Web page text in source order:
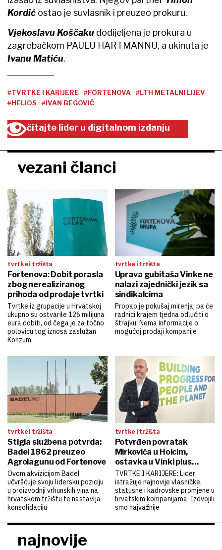
Kordić ostao je suvlasnik i preuzeo prokuru.
Vjekoslavu Koščaku dodijeljena je prokura u
zagrebačkom PAULU HARTMANNU, a ukinuta je
Ivanu Matiću.
#TVRTKE I KARIJERE #FORTENOVA
#LTH METALNI LIJEV
#HELIOS
#IVAN BEGOVIĆ
čitajte lider u digitalnom izdanju
vezani članci
tvrtke i tržišta
Fortenova: Dobit porasla
zbog nerealiziranog
prihoda od prodaje tvrtki
Tvrtke iz grupacije u Hrvatskoj
ukupno su ostvarile 126 milijuna
eura dobiti, od čega je za točno
polovicu tog iznosa zaslužan
Konzum
tvrtke i tržišta
Uprava gubitaša Vinke ne
nalazi zajednički jezik sa
sindikalcima
Propao je pokušaj mirenja, pa će
radnici krajem tjedna odlučiti o
štrajku. Nema informacije o
mogućoj prodaji kompanije
tvrtke i tržišta
Stigla službena potvrda:
Badel 1862 preuzeo
Agrolagunu od Fortenove
Ovom akvizicijom Badel
učvršćuje svoju lidersku poziciju
u proizvodnji vrhunskih vina na
hrvatskom tržištu te nastavlja
konsolidaciju
tvrtke i tržišta
Potvrđen povratak
Mirkovića u Holcim,
ostavka u Vinki plus…
TVRTKE I KARIJERE: Lider
istražuje najnovije vlasničke,
statusne i kadrovske promjene u
hrvatskim kompanijama. Izdvojili
smo najvažnije
najnovije